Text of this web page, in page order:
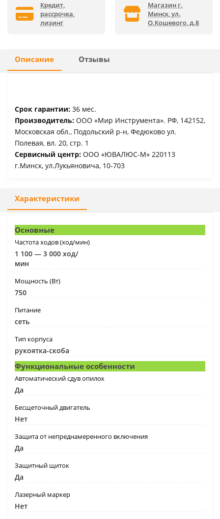
Кредит,
рассрочка,
лизинг
Магазин г.
Минск, ул.
О.Кошевого, д.8
Описание Отзывы
Срок гарантии: 36 мес.
Производитель: ООО «Мир Инструмента». РФ, 142152,
Московская обл., Подольский р-н, Федюково ул.
Полевая, вл. 20, стр. 1
Сервисный центр: ООО «ЮВАЛЮС-М» 220113
г.Минск, ул.Лукьяновича, 10-703
Характеристики
Основные
Частота ходов (ход/мин)
1 100 — 3 000 ход/
мин
Мощность (Вт)
750
Питание
сеть
Тип корпуса
рукоятка-скоба
Функциональные особенности
Автоматический сдув опилок
Да
Бесщеточный двигатель
Нет
Защита от непреднамеренного включения
Да
Защитный щиток
Да
Лазерный маркер
Нет